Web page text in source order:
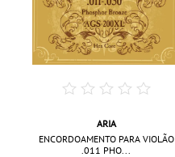
ARIA
ENCORDOAMENTO PARA VIOLÃO
.011 PHO...